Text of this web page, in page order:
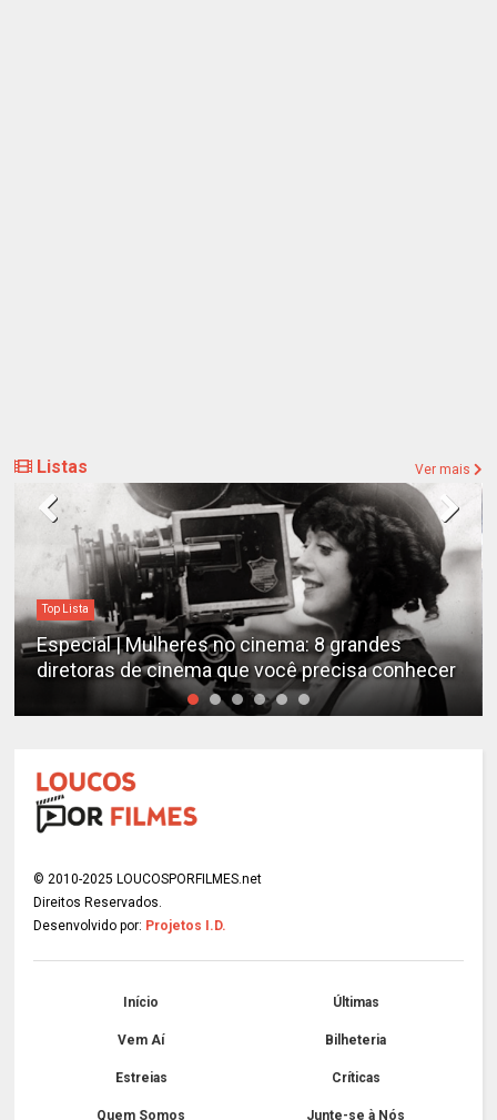
Listas Ver mais
Top Lista
Especial | Mulheres no cinema: 8 grandes
diretoras de cinema que você precisa conhecer
© 2010-2025 LOUCOSPORFILMES.net
Direitos Reservados.
Desenvolvido por: Projetos I.D.
Início Últimas
Vem Aí Bilheteria
Estreias Críticas
Quem Somos Junte-se à Nós